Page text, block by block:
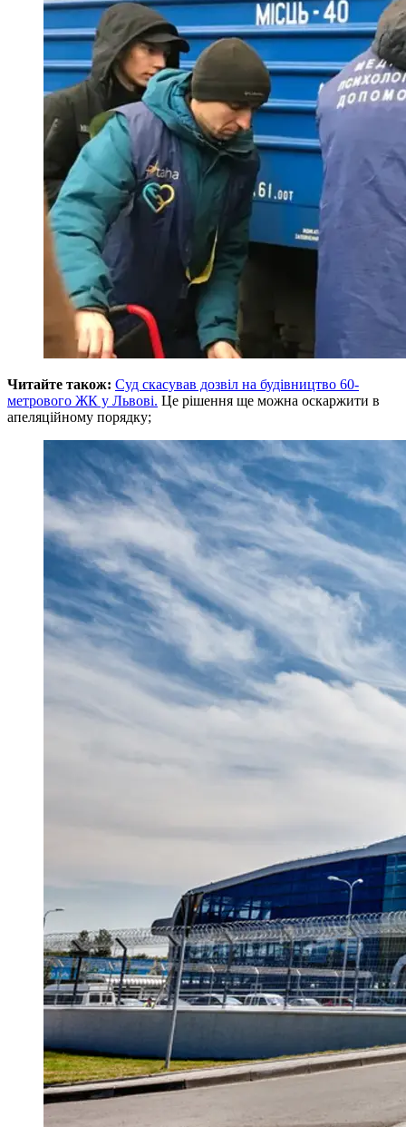
Читайте також: Суд скасував дозвіл на будівництво 60-
метрового ЖК у Львові. Це рішення ще можна оскаржити в
апеляційному порядку;